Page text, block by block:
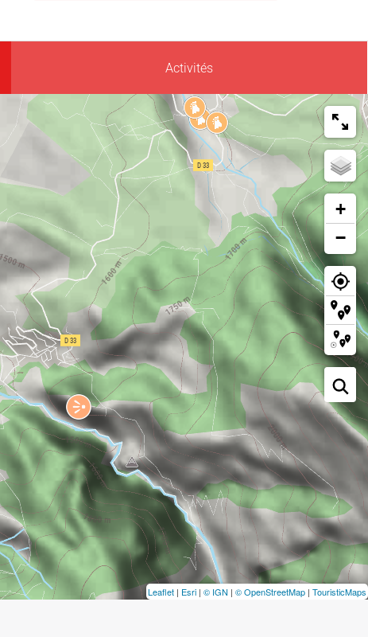
Activités
+
−
Leaflet | Esri | © IGN | © OpenStreetMap | TouristicMaps